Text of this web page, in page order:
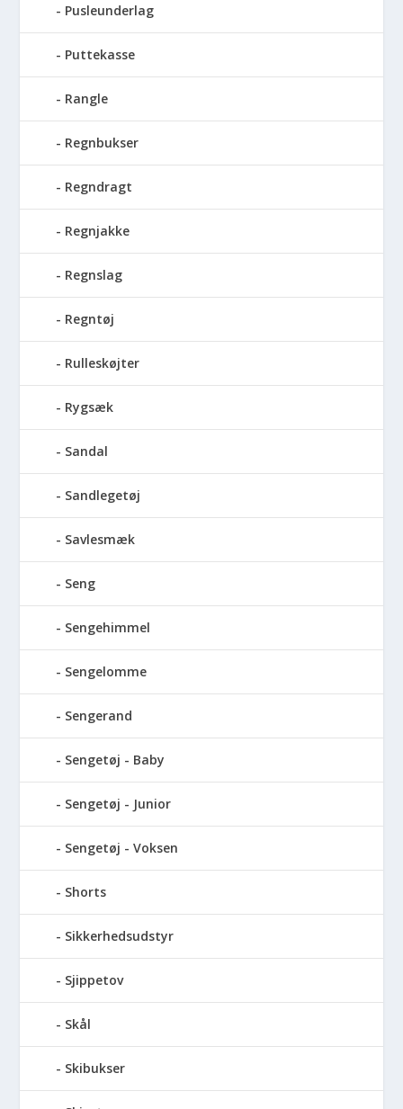
Pusleunderlag
Puttekasse
Rangle
Regnbukser
Regndragt
Regnjakke
Regnslag
Regntøj
Rulleskøjter
Rygsæk
Sandal
Sandlegetøj
Savlesmæk
Seng
Sengehimmel
Sengelomme
Sengerand
Sengetøj - Baby
Sengetøj - Junior
Sengetøj - Voksen
Shorts
Sikkerhedsudstyr
Sjippetov
Skål
Skibukser